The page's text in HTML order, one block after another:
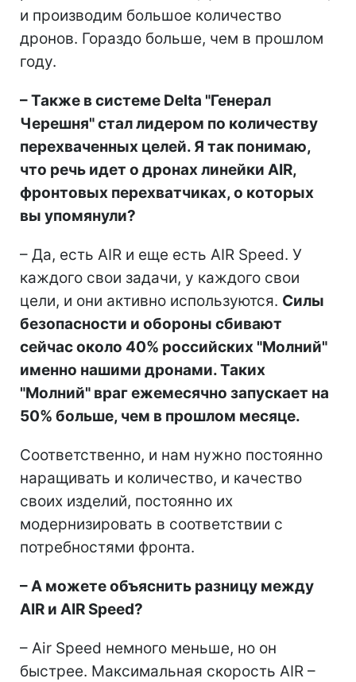
и производим большое количество
дронов. Гораздо больше, чем в прошлом
году.
– Также в системе Delta "Генерал
Черешня" стал лидером по количеству
перехваченных целей. Я так понимаю,
что речь идет о дронах линейки AIR,
фронтовых перехватчиках, о которых
вы упомянули?
– Да, есть AIR и еще есть AIR Speed. У
каждого свои задачи, у каждого свои
цели, и они активно используются. Силы
безопасности и обороны сбивают
сейчас около 40% российских "Молний"
именно нашими дронами. Таких
"Молний" враг ежемесячно запускает на
50% больше, чем в прошлом месяце.
Соответственно, и нам нужно постоянно
наращивать и количество, и качество
своих изделий, постоянно их
модернизировать в соответствии с
потребностями фронта.
– А можете объяснить разницу между
AIR и AIR Speed?
– Air Speed немного меньше, но он
быстрее. Максимальная скорость AIR –